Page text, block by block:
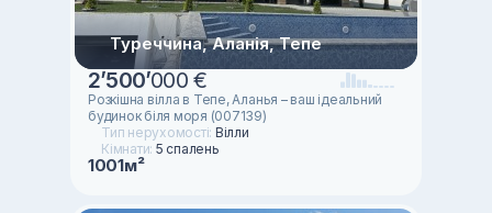
Туреччина, Аланія, Тепе
2’500’000 €
Розкішна вілла в Тепе, Аланья – ваш ідеальний
будинок біля моря (007139)
Тип нерухомості: Вілли
Кімнати: 5 спалень
1001м²